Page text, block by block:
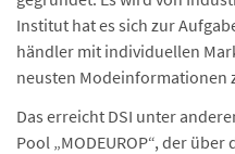
Institut hat es sich zur
händler mit individuellen
neusten Modeinformationen
Das erreicht DSI unter
Pool „MODEUROP“, der